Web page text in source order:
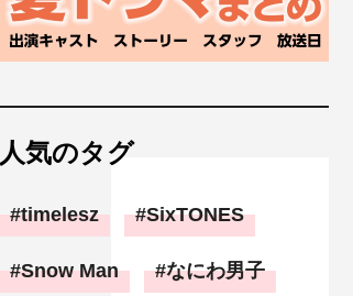
人気のタグ
timelesz SixTONES
Snow Man なにわ男子